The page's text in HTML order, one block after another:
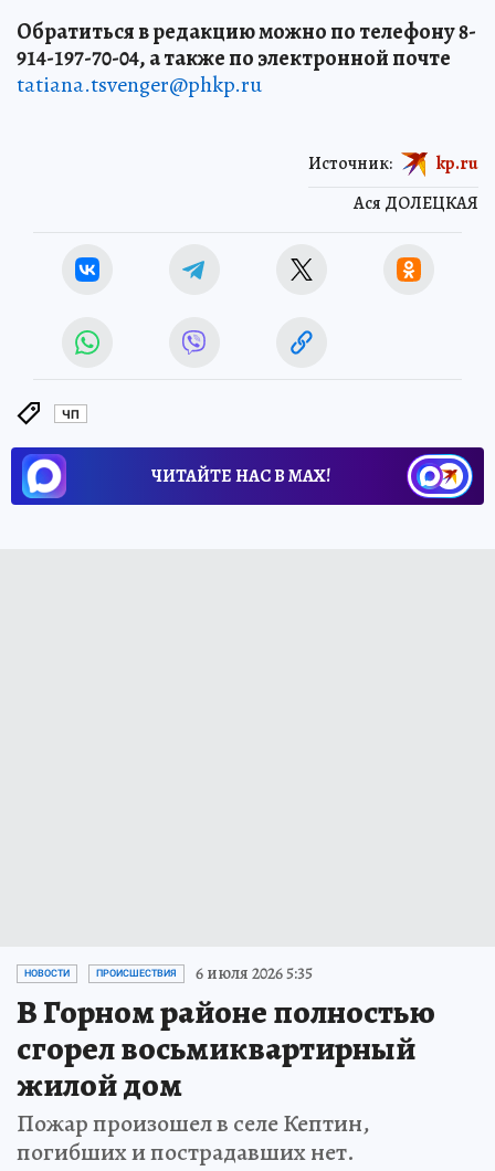
Обратиться в редакцию можно по телефону 8-
914-197-70-04, а также по электронной почте
tatiana.tsvenger@phkp.ru
Ася ДОЛЕЦКАЯ
Источник: kp.ru
ЧП
ЧИТАЙТЕ НАС В МАХ!
НОВОСТИ ПРОИСШЕСТВИЯ 6 июля 2026 5:35
В Горном районе полностью
сгорел восьмиквартирный
жилой дом
Пожар произошел в селе Кептин,
погибших и пострадавших нет.